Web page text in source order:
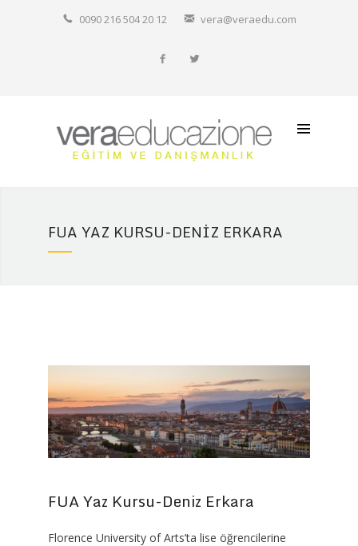
Hakkımızda
Diğer İtalyan Okulları
0090 216 504 20 12 vera@veraedu.com
FUA YAZ KURSU-DENIZ ERKARA
FUA Yaz Kursu-Deniz Erkara
Florence University of Arts’ta lise öğrencilerine